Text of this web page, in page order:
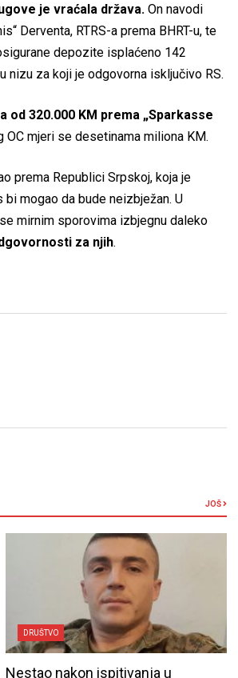
je vraćala država. On navodi
Derventa, RTRS-a prema BHRT-u, te
depozite isplaćeno 142
nizu za koji je odgovorna isključivo RS.
320.000 KM prema „Sparkasse
OC mjeri se desetinama miliona KM.
prema Republici Srpskoj, koja je
mogao da bude neizbježan. U
mirnim sporovima izbjegnu daleko
za njih.
JOŠ
DRUŠTVO
Nestao nakon ispitivanja u